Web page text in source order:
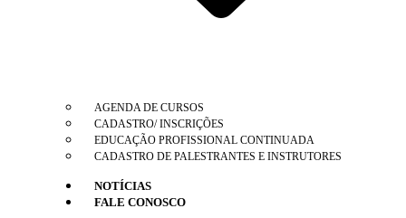
AGENDA DE CURSOS
CADASTRO/ INSCRIÇÕES
EDUCAÇÃO PROFISSIONAL CONTINUADA
CADASTRO DE PALESTRANTES E INSTRUTORES
NOTÍCIAS
FALE CONOSCO